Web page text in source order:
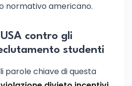
normativo americano.
contro gli
studenti
parole chiave di questa